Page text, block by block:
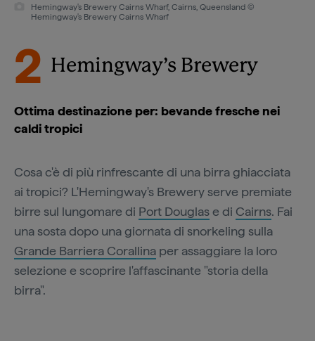
Hemingway's Brewery Cairns Wharf, Cairns, Queensland ©
Hemingway's Brewery Cairns Wharf
2 Hemingway’s Brewery
Ottima destinazione per: bevande fresche nei
caldi tropici
Cosa c'è di più rinfrescante di una birra ghiacciata
ai tropici? L'Hemingway's Brewery serve premiate
birre sul lungomare di Port Douglase di Cairns. Fai
una sosta dopo una giornata di snorkeling sulla
Grande Barriera Corallina per assaggiare la loro
selezione e scoprire l'affascinante "storia della
birra".